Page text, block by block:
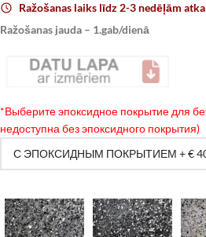
Ražošanas laiks līdz 2-3 nedēļām
Ražošanas jauda – 1.gab/dienā
*Выберите эпоксидное покрытие для
недоступна без эпоксидного покрытия)